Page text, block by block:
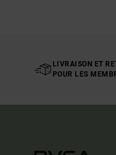
LIVRAISON ET
POUR LES